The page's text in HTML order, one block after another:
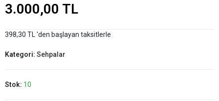
3.000,00 TL
398,30 TL 'den başlayan taksitlerle
Kategori: Sehpalar
Stok: 10